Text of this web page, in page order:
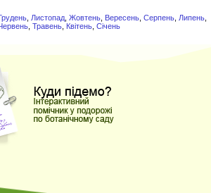
Листопад Жовтень Вересень Серпень Липень
Травень Квітень Січень